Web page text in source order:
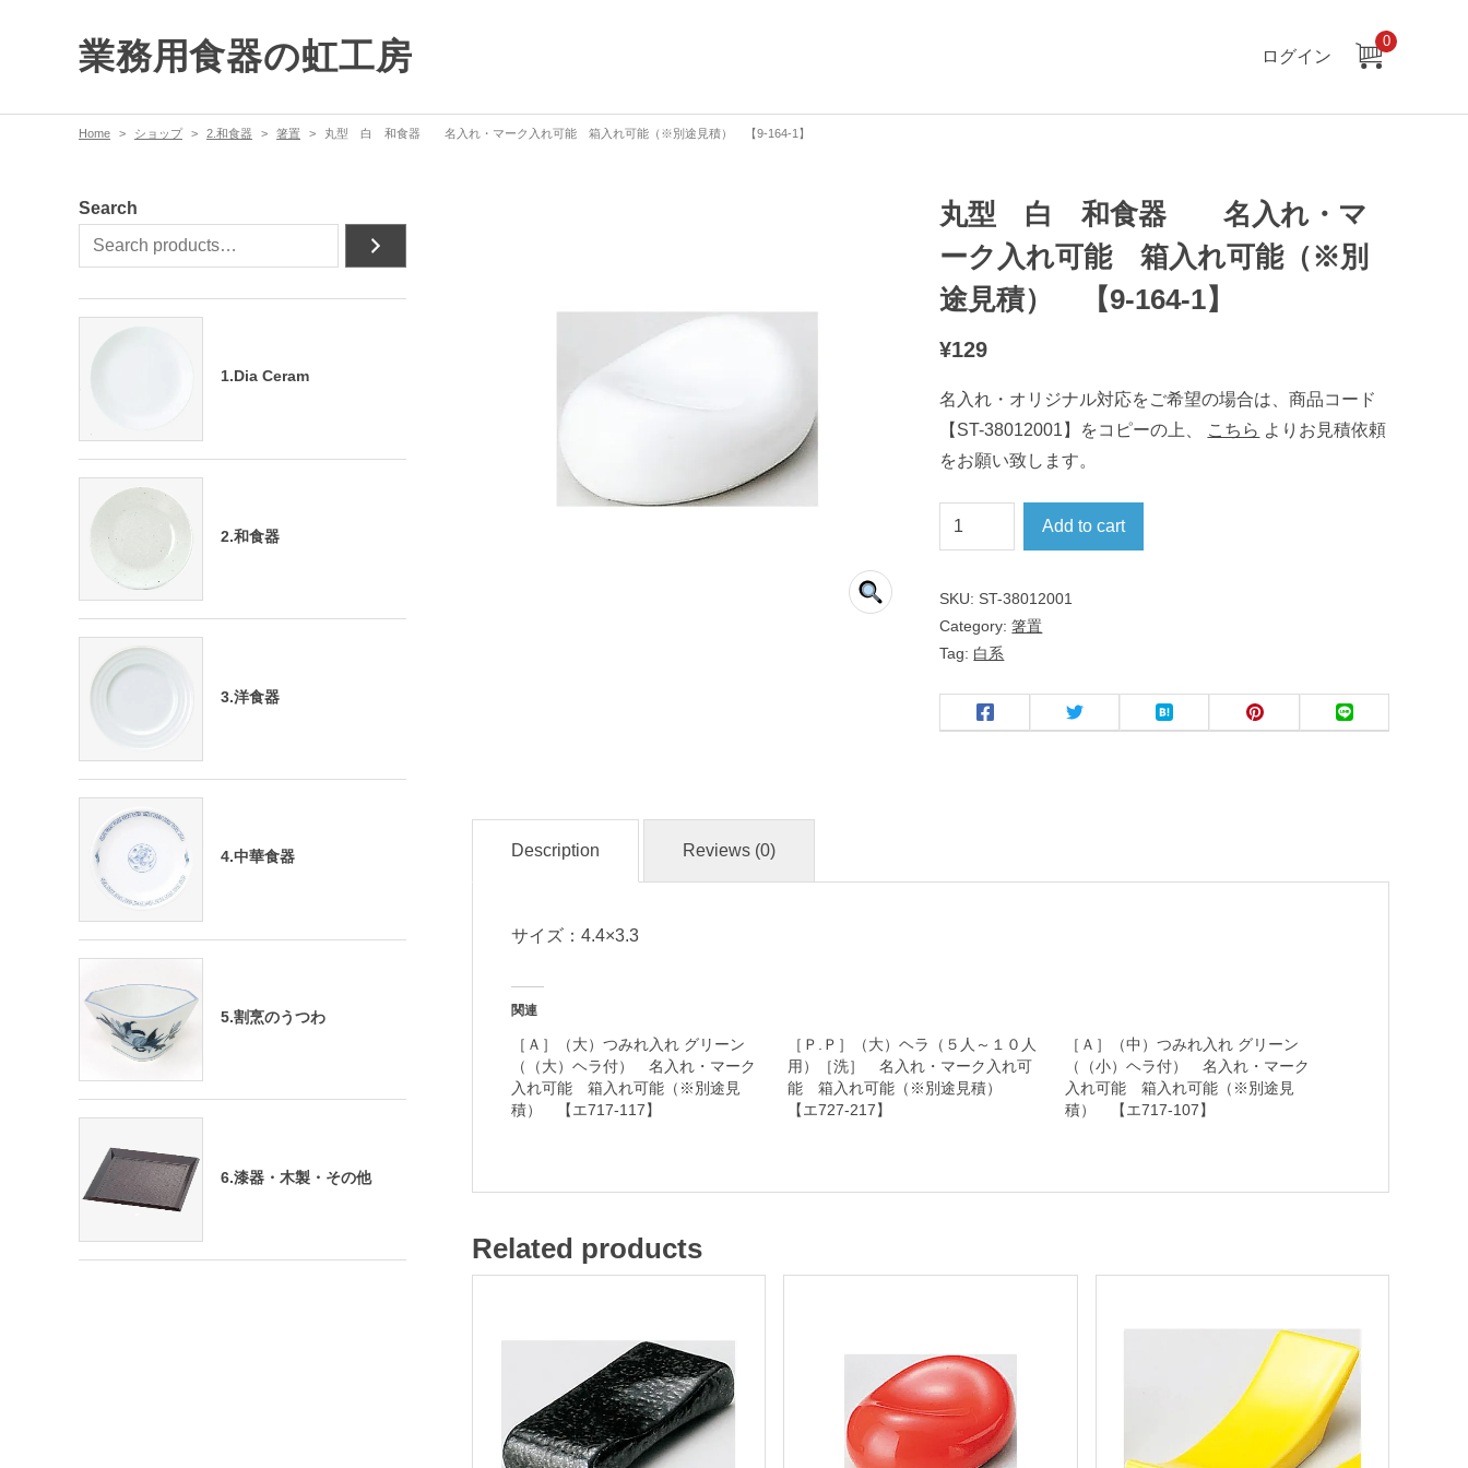
業務用食器の虹工房 ログイン
0
Home ショップ 2.和食器 箸置 丸型 白 和食器 名入れ・マーク入れ可能 箱入れ可能（※別途見積） 【9-164-1】
丸型 白 和食器 名入れ・マ
ーク入れ可能 箱入れ可能（※別
途見積） 【9-164-1】
¥129
名入れ・オリジナル対応をご希望の場合は、商品コード
【ST-38012001】をコピーの上、
こちら よりお見積依頼
をお願い致します。
丸
型
白
食
器
れ
入
れ
可
箱
可
※
別
Add to cart
SKU: ST-38012001
Category:箸置
Tag: 白系
Description Reviews (0)
サイズ：4.4×3.3
関連
［Ａ］（大）つみれ入れ グリーン
（（大）ヘラ付） 名入れ・マーク
入れ可能 箱入れ可能（※別途見
積） 【エ717-117】
［Ｐ.Ｐ］（大）ヘラ（５人～１０人
用）［洗］ 名入れ・マーク入れ可
能 箱入れ可能（※別途見積）
【エ727-217】
［Ａ］（中）つみれ入れ グリーン
（（小）ヘラ付） 名入れ・マーク
入れ可能 箱入れ可能（※別途見
積） 【エ717-107】
Related products
Search
1.Dia Ceram
2.和食器
3.洋食器
4.中華食器
5.割烹のうつわ
6.漆器・木製・その他